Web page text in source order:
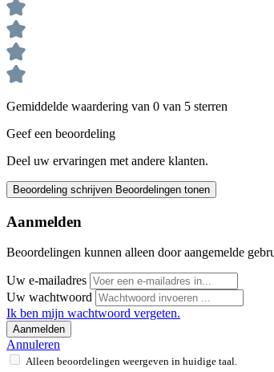
Gemiddelde waardering van 0 van 5 sterren
Geef een beoordeling
Deel uw ervaringen met andere klanten.
Beoordeling schrijven Beoordelingen tonen
Aanmelden
Beoordelingen kunnen alleen door aangemelde
Uw e-mailadres
Uw wachtwoord
Ik ben mijn wachtwoord vergeten.
Aanmelden
Annuleren
Alleen beoordelingen weergeven in huidige taal.